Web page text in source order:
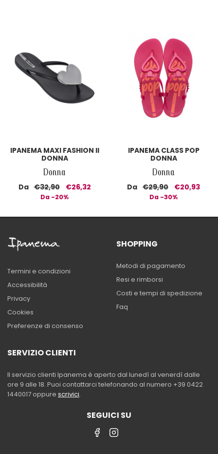
IPANEMA MAXI FASHION II
DONNA
Donna
Da €32,90 €26,32
Da -20%
IPANEMA CLASS POP
DONNA
Donna
Da €29,90 €20,93
Da -30%
Termini e condizioni
Accessibilità
Privacy
Cookies
Preferenze di consenso
SHOPPING
Metodi di pagamento
Resi e rimborsi
Costi e tempi di spedizione
Faq
SERVIZIO CLIENTI
Il servizio clienti Ipanema è aperto dal lunedì al venerdì dalle
ore 9 alle 18. Puoi contattarci telefonando al numero +39 0422
1440017 oppure scrivici.
SEGUICI SU